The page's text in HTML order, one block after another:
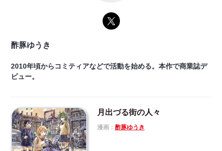
酢豚ゆうき
2010年頃からコミティアなどで活動を始める。本作で商業誌デ
ビュー。
月出づる街の人々
漫画： 酢豚ゆうき